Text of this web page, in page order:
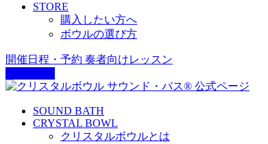
STORE
購入したい方へ
ボウルの選び方
開催日程・予約 奏者向けレッスン
SOUND BATH
CRYSTAL BOWL
クリスタルボウルとは